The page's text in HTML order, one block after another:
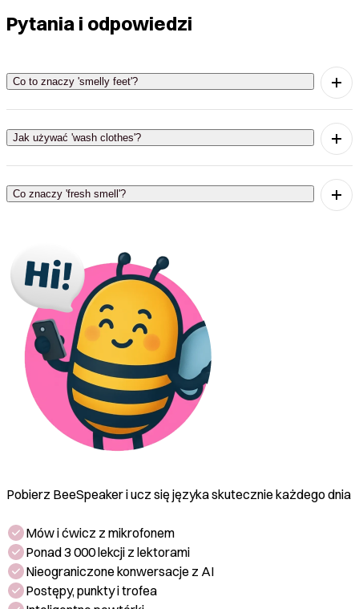
Pytania i odpowiedzi
Co to znaczy 'smelly feet'?
'Smelly feet' znaczy 'śmierdzące stopy'.
Jak używać 'wash clothes'?
'Wash clothes' znaczy 'prać ubrania'.
Co znaczy 'fresh smell'?
Pobierz BeeSpeaker i ucz się języka skutecznie każdego dnia
Mów i ćwicz z mikrofonem
Ponad 3 000 lekcji z lektorami
Nieograniczone konwersacje z AI
Postępy, punkty i trofea